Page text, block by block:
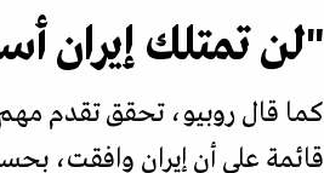
"لن تمتلك إيران
كما قال روبيو، تحقق تقدم
قائمة على أن إيران وافقت،